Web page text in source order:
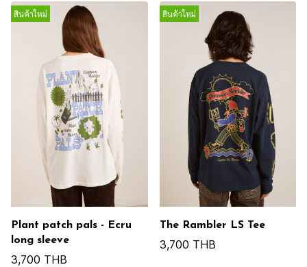
สินค้าใหม่
Plant patch pals - Ecru
long sleeve
3,700 THB
สินค้าใหม่
The Rambler LS Tee
3,700 THB